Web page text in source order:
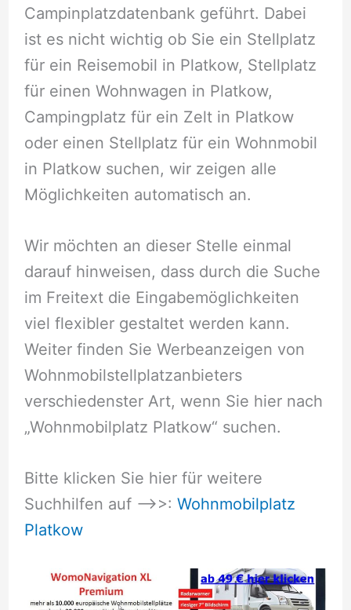
Campinplatzdatenbank geführt. Dabei
ist es nicht wichtig ob Sie ein Stellplatz
für ein Reisemobil in Platkow, Stellplatz
für einen Wohnwagen in Platkow,
Campingplatz für ein Zelt in Platkow
oder einen Stellplatz für ein Wohnmobil
in Platkow suchen, wir zeigen alle
Möglichkeiten automatisch an.
Wir möchten an dieser Stelle einmal
darauf hinweisen, dass durch die Suche
im Freitext die Eingabemöglichkeiten
viel flexibler gestaltet werden kann.
Weiter finden Sie Werbeanzeigen von
Wohnmobilstellplatzanbieters
verschiedenster Art, wenn Sie hier nach
„Wohnmobilplatz Platkow“ suchen.
Bitte klicken Sie hier für weitere
Suchhilfen auf –>>: Wohnmobilplatz
Platkow